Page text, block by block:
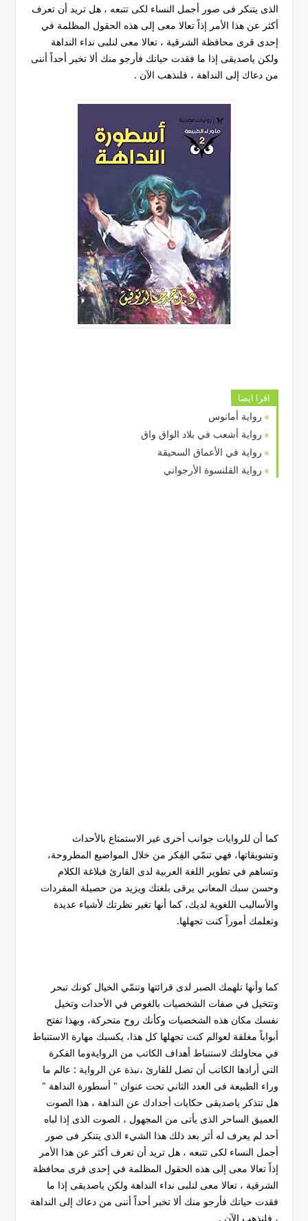
الذى يتنكر فى صور أجمل النساء لكى تتبعه ، هل تريد أن تعرف
أكثر عن هذا الأمر إذاً تعالا معى إلى هذه الحقول المظلمة في
إحدى قرى محافظة الشرقية ، تعالا معى لنلبى نداء النداهة
ولكن ياصديقى إذا ما فقدت حياتك فأرجو منك ألا تخبر أحداً أننى
من دعاك إلى النداهة ، فلنذهب الآن .
اقرا ايضا
رواية أمانوس
رواية أشعب في بلاد الواق واق
رواية في الأعماق السحيقة
رواية القلنسوة الأرجواني
كما أن للروايات جوانب أخرى غير الاستمتاع بالأحداث
وتشويقاتها، فهي تنمّي الفِكر من خلال المواضيع المطروحة،
وتساهم في تطوير اللغة العربية لدى القارئ فبلاغة الكلام
وحسن سبك المعاني يرقى بلغتك ويزيد من حصيلة المفردات
والأساليب اللغوية لديك، كما أنها تغير نظرتك لأشياء عديدة
وتعلمك أموراً كنت تجهلها.
كما وأنها تلهمك الصبر لدى قرائتها وتنمّي الخيال كونك تبحر
وتتخيل في صفات الشخصيات بالغوص في الأحدات وتخيل
نفسك مكان هذه الشخصيات وكأنك روح متحركة، وبهذا تفتح
أبواباً مغلقة لعوالم كنت تجهلها كل هذا، يكسبك مهارة الاستنباط
في محاولتك لاستنباط أهداف الكاتب من الروايةوما الفكرة
التي أرادها الكاتب أن تصل للقارئ ،نبذة عن الرواية : عالم ما
وراء الطبيعة فى العدد الثاني تحت عنوان " أسطورة النداهة "
هل تتذكر ياصديقى حكايات أجدادك عن النداهة ، هذا الصوت
العميق الساحر الذى يأتى من المجهول ، الصوت الذى إذا لباه
أحد لم يعرف له أثر بعد ذلك هذا الشيء الذى يتنكر فى صور
أجمل النساء لكى تتبعه ، هل تريد أن تعرف أكثر عن هذا الأمر
إذاً تعالا معى إلى هذه الحقول المظلمة في إحدى قرى محافظة
الشرقية ، تعالا معى لنلبى نداء النداهة ولكن ياصديقى إذا ما
فقدت حياتك فأرجو منك ألا تخبر أحداً أننى من دعاك إلى النداهة
، فلنذهب الآن .